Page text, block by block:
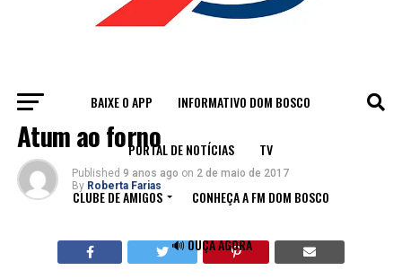
BAIXE O APP INFORMATIVO DOM BOSCO
PORTAL DE NOTÍCIAS TV
CLUBE DE AMIGOS CONHEÇA A FM DOM BOSCO
🔊 OUÇA AGORA
RECEITAS
Atum ao forno
Published 9 anos ago on 2 de maio de 2017
By Roberta Farias